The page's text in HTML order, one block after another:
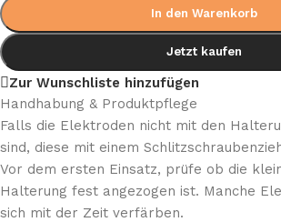
In den Warenkorb
Jetzt kaufen
Zur Wunschliste hinzufügen
Handhabung & Produktpflege
Falls die Elektroden nicht mit den
sind, diese mit einem
Vor dem ersten Einsatz, prüfe ob die
Halterung fest angezogen ist. Manche
sich mit der Zeit verfärben.